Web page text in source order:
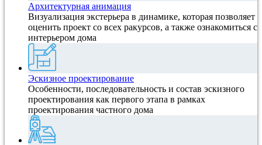
Архитектурная анимация
Визуализация экстерьера в динамике, которая позволяет
оценить проект со всех ракурсов, а также ознакомиться с
интерьером дома
Эскизное проектирование
Особенности, последовательность и состав эскизного
проектирования как первого этапа в рамках
проектирования частного дома